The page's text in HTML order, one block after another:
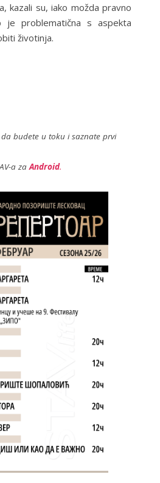
kazali su, iako možda pravno
je problematična s aspekta
životinja.
budete u toku i saznate prvi
a za Android.